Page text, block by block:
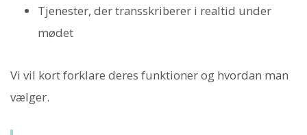
Tjenester, der transskriberer i realtid under
mødet
Vi vil kort forklare deres funktioner og hvordan man
vælger.